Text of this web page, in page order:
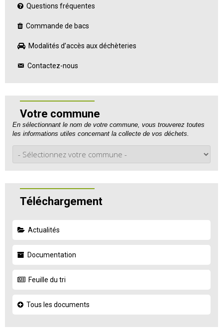
Questions fréquentes
Commande de bacs
Modalités d’accès aux déchèteries
Contactez-nous
Votre commune
En sélectionnant le nom de votre commune, vous trouverez toutes
les informations utiles concernant la collecte de vos déchets.
Téléchargement
Actualités
Documentation
Feuille du tri
Tous les documents